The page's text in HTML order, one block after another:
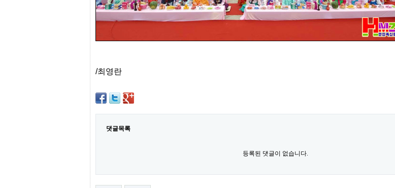
비
아
센
주
클
코
아
뉴
스
/최영란
댓글목록
등록된 댓글이 없습니다.